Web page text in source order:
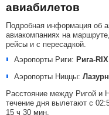
авиабилетов
Подробная информация об
авиакомпаниях на
рейсы и с пересадкой.
Аэропорты Риги: Рига-RIX
Аэропорты Ниццы:
Расстояние между Ригой и
течение дня вылетают с
15 ч 30 мин.